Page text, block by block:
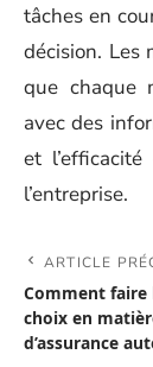
tâches en
décision. Les
que chaque
avec des
et
l’entreprise.
ARTICLE
Comment faire
choix en
d’assurance